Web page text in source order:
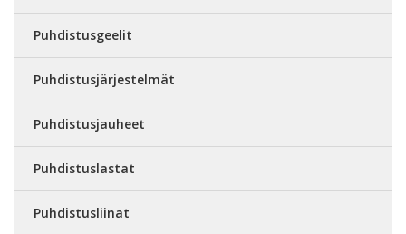
Puhdistusgeelit
Puhdistusjärjestelmät
Puhdistusjauheet
Puhdistuslastat
Puhdistusliinat